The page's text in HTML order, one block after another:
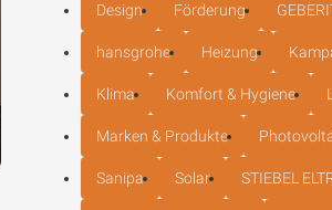
Design Förderung
hansgrohe Heizung
Klima Komfort & Hygiene
Marken & Produkte
Sanipa Solar STIEBEL